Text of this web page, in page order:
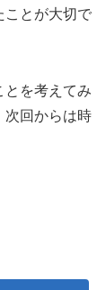
ことが大切で
とを考えてみ
次回からは時